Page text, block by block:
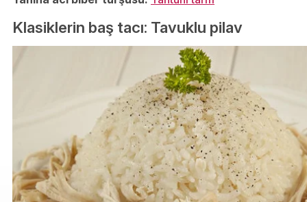
Klasiklerin baş tacı: Tavuklu pilav